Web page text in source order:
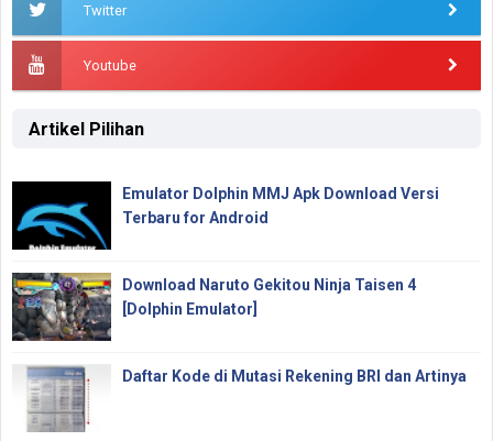
Twitter
Youtube
Artikel Pilihan
Emulator Dolphin MMJ Apk Download Versi
Terbaru for Android
Download Naruto Gekitou Ninja Taisen 4
[Dolphin Emulator]
Daftar Kode di Mutasi Rekening BRI dan Artinya